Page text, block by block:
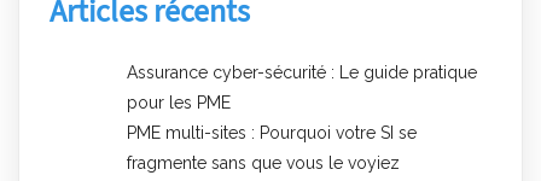
Articles récents
Assurance cyber-sécurité : Le guide pratique
pour les PME
PME multi-sites : Pourquoi votre SI se
fragmente sans que vous le voyiez